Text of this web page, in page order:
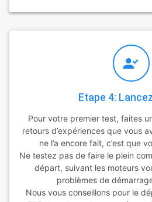
Etape 4:
Pour votre premier test, faites
retours d’expériences que vous
ne l’a encore fait, c’est que
Ne testez pas de faire le plein
départ, suivant les moteurs
problèmes de
Nous vous conseillons pour le